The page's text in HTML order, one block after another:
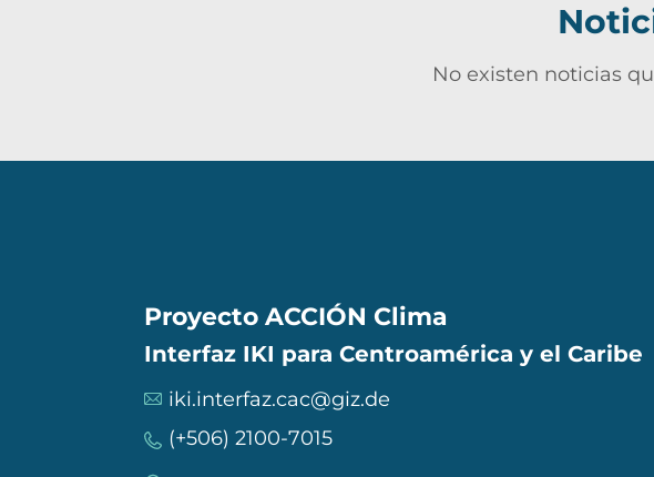
No existen noticias
Proyecto ACCIÓN Clima
Interfaz IKI para Centroamérica y el Caribe
iki.interfaz.cac@giz.de
(+506) 2100-7015